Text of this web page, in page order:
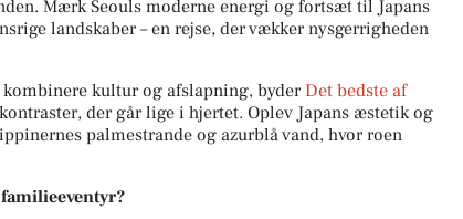
Mærk Seouls moderne energi og fortsæt til Japans
landskaber – en rejse, der vækker nysgerrigheden
kultur og afslapning, byder Det bedste af
der går lige i hjertet. Oplev Japans æstetik og
palmestrande og azurblå vand, hvor roen